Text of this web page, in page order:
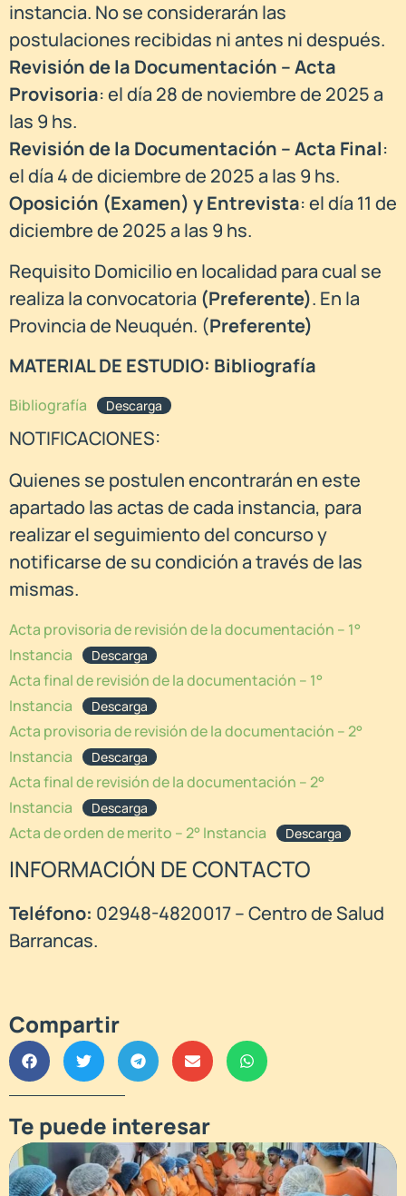
instancia. No se considerarán las
postulaciones recibidas ni antes ni después.
Revisión de la Documentación – Acta
Provisoria: el día 28 de noviembre de 2025 a
las 9 hs.
Revisión de la Documentación – Acta Final:
el día 4 de diciembre de 2025 a las 9 hs.
Oposición (Examen) y Entrevista: el día 11 de
diciembre de 2025 a las 9 hs.
Requisito Domicilio en localidad para cual se
realiza la convocatoria (Preferente). En la
Provincia de Neuquén. (Preferente)
MATERIAL DE ESTUDIO: Bibliografía
Bibliografía Descarga
NOTIFICACIONES:
Quienes se postulen encontrarán en este
apartado las actas de cada instancia, para
realizar el seguimiento del concurso y
notificarse de su condición a través de las
mismas.
Acta provisoria de revisión de la documentación – 1°
Instancia
Descarga
Acta final de revisión de la documentación – 1°
Instancia
Descarga
Acta provisoria de revisión de la documentación – 2°
Instancia
Descarga
Acta final de revisión de la documentación – 2°
Instancia
Descarga
Acta de orden de merito – 2° Instancia Descarga
INFORMACIÓN DE CONTACTO
Teléfono: 02948-4820017 – Centro de Salud
Barrancas.
Compartir
Te puede interesar